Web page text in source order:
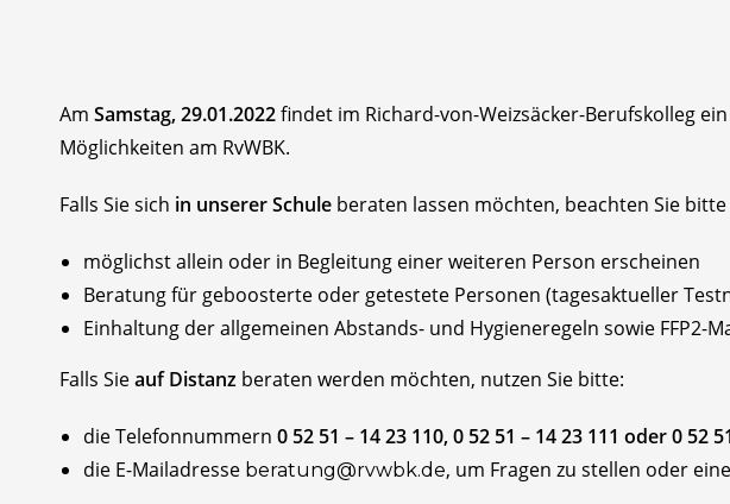
Am Samstag, 29.01.2022findet im Richard-von-Weizsäcker-Berufskolleg ein
Möglichkeiten am RvWBK.
Falls Sie sich in unserer Schule beraten lassen möchten, beachten Sie
möglichst allein oder in Begleitung einer weiteren Person erscheinen
Beratung für geboosterte oder getestete Personen (tagesaktueller
Einhaltung der allgemeinen Abstands- und Hygieneregeln sowie FFP2-
Falls Sieauf Distanz beraten werden möchten, nutzen Sie bitte:
die Telefonnummern 0 52 51 – 14 23 110, 0 52 51 – 14 23 111 oder 0 52
die E-Mailadresse beratung@rvwbk.de, um Fragen zu stellen oder